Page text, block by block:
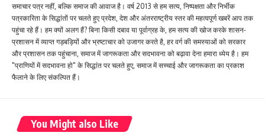
समाचार पत्र नहीं, बल्कि समाज की आवाज है। वर्ष 2013 से हम सत्य, निष्पक्षता और निर्भीक
पत्रकारिता के सिद्धांतों पर चलते हुए प्रदेश, देश और अंतरराष्ट्रीय स्तर की महत्वपूर्ण खबरें आप तक
पहुंचा रहे हैं। हम क्यों अलग हैं? बिना किसी दबाव या पूर्वाग्रह के, हम सत्य की खोज करके शासन-
प्रशासन में व्याप्त गड़बड़ियों और भ्रष्टाचार को उजागर करते है, हर वर्ग की समस्याओं को सरकार
और प्रशासन तक पहुंचाना, समाज में जागरूकता और सदभावना को बढ़ावा देना हमारा ध्येय है। हम
"प्राणियों में सदभावना हो" के सिद्धांत पर चलते हुए, समाज में सच्चाई और जागरूकता का प्रकाश
फैलाने के लिए संकल्पित हैं।
You Might also Like